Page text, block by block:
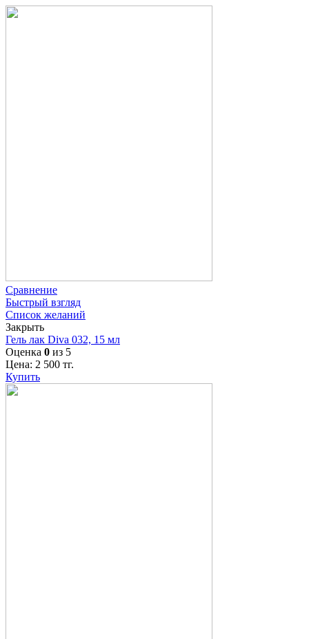
Сравнение
Быстрый взгляд
Список желаний
Закрыть
Гель лак Diva 032, 15 мл
Оценка 0 из 5
Цена: 2 500 тг.
Купить